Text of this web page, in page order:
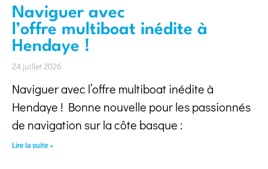
Naviguer avec
l’offre multiboat inédite à
Hendaye !
24 juillet 2026
Naviguer avec l’offre multiboat inédite à
Hendaye ! Bonne nouvelle pour les passionnés
de navigation sur la côte basque :
Lire la suite »